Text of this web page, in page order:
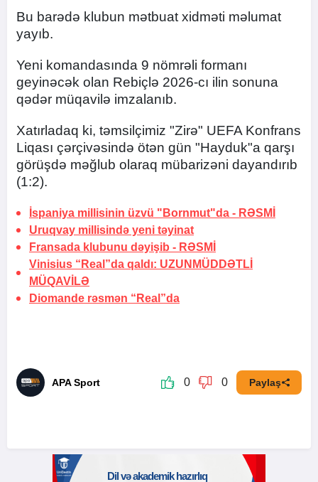
Bu barədə klubun mətbuat xidməti məlumat
yayıb.
Yeni komandasında 9 nömrəli formanı
geyinəcək olan Rebiçlə 2026-cı ilin sonuna
qədər müqavilə imzalanıb.
Xatırladaq ki, təmsilçimiz "Zirə" UEFA Konfrans
Liqası çərçivəsində ötən gün "Hayduk"a qarşı
görüşdə məğlub olaraq mübarizəni dayandırıb
(1:2).
İspaniya millisinin üzvü "Bornmut"da - RƏSMİ
Uruqvay millisində yeni təyinat
Fransada klubunu dəyişib - RƏSMİ
Vinisius “Real”da qaldı: UZUNMÜDDƏTLİ
MÜQAVİLƏ
Diomande rəsmən “Real”da
APA Sport 0 0 Paylaş